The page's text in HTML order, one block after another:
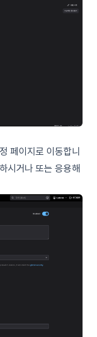
페이지로 이동합니
시거나 또는 응용해